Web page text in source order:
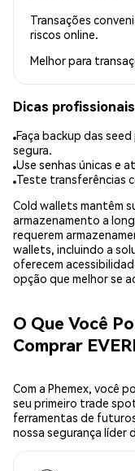
Transações
riscos online.
Melhor para
Dicas
Faça backup das
segura.
Use senhas únicas e
Teste transferências
Cold wallets mantêm
armazenamento a
requerem
wallets, incluindo a
oferecem
opção que melhor se
O Que Você
Comprar
Com a Phemex, você
seu primeiro trade
ferramentas de
nossa segurança líder